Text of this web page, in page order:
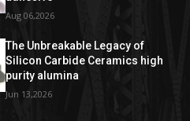
Aug 06,2026
The Unbreakable Legacy of
Silicon Carbide Ceramics high
purity alumina
Jun 13,2026